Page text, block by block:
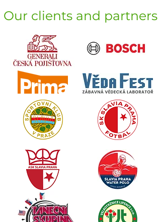
Our clients and partners